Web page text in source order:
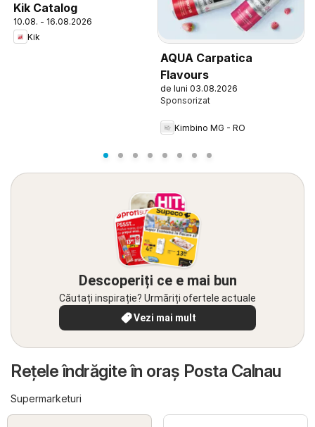
Kik Catalog
10.08. - 16.08.2026
Kik
AQUA Carpatica
Flavours
de luni 03.08.2026
Kimbino MG - RO
Descoperiți ce e mai bun
Căutați inspirație? Urmăriți ofertele actuale
Vezi mai mult
Reţele îndrăgite în oraş Posta Calnau
Supermarketuri